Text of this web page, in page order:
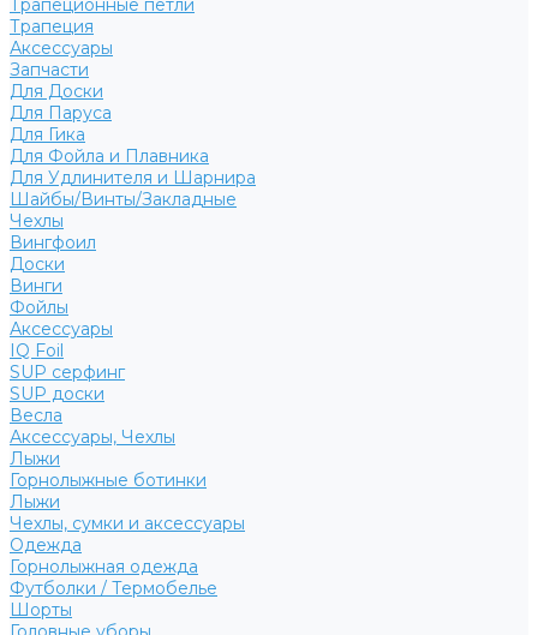
Трапеционные петли
Трапеция
Аксессуары
Запчасти
Для Доски
Для Паруса
Для Гика
Для Фойла и Плавника
Для Удлинителя и Шарнира
Шайбы/Винты/Закладные
Чехлы
Вингфоил
Доски
Винги
Фойлы
Аксессуары
IQ Foil
SUP серфинг
SUP доски
Весла
Аксессуары, Чехлы
Лыжи
Горнолыжные ботинки
Лыжи
Чехлы, сумки и аксессуары
Одежда
Горнолыжная одежда
Футболки / Термобелье
Шорты